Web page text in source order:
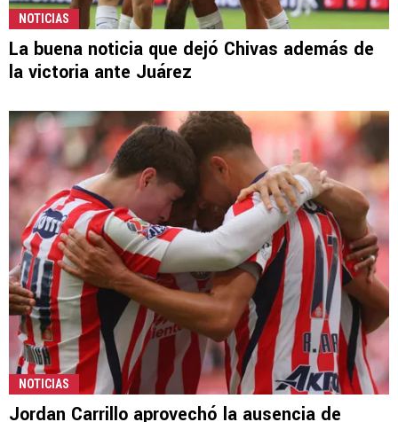
NOTICIAS
La buena noticia que dejó Chivas además de
la victoria ante Juárez
NOTICIAS
Jordan Carrillo aprovechó la ausencia de